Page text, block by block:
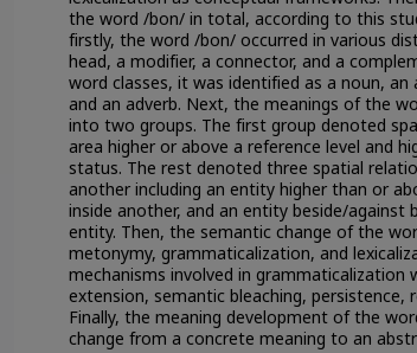
the word /bon/ in total, according to this
firstly, the word /bon/ occurred in various
head, a modifier, a connector, and a
word classes, it was identified as a noun,
and an adverb. Next, the meanings of the
into two groups. The first group denoted
area higher or above a reference level and
status. The rest denoted three spatial
another including an entity higher than or
inside another, and an entity beside/
entity. Then, the semantic change of the
metonymy, grammaticalization, and
mechanisms involved in grammaticalization
extension, semantic bleaching, persistence,
Finally, the meaning development of the
change from a concrete meaning to an